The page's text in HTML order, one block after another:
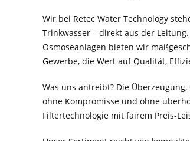
Wir bei Retec Water Technology
Trinkwasser – direkt aus der
Osmoseanlagen bieten wir
Gewerbe, die Wert auf Qualität,
Was uns antreibt? Die
ohne Kompromisse und ohne
Filtertechnologie mit fairem Preis-